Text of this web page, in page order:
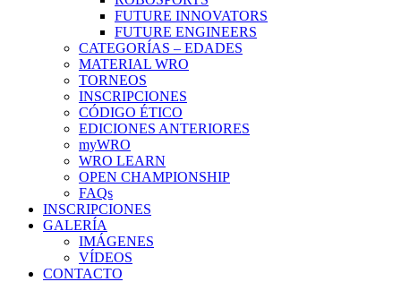
FUTURE INNOVATORS
FUTURE ENGINEERS
CATEGORÍAS – EDADES
MATERIAL WRO
TORNEOS
INSCRIPCIONES
CÓDIGO ÉTICO
EDICIONES ANTERIORES
myWRO
WRO LEARN
OPEN CHAMPIONSHIP
FAQs
INSCRIPCIONES
GALERÍA
IMÁGENES
VÍDEOS
CONTACTO